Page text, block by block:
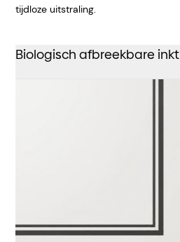
tijdloze uitstraling.
Biologisch afbreekbare inkt